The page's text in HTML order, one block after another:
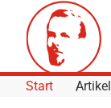
Skip to Content
Start Artikel